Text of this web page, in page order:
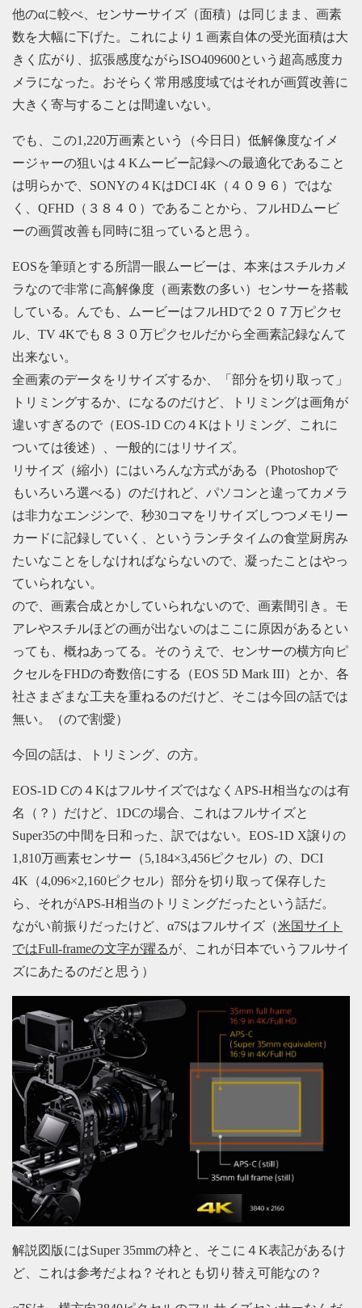
他のαに較べ、センサーサイズ（面積）は同じまま、画素
数を大幅に下げた。これにより１画素自体の受光面積は大
きく広がり、拡張感度ながらISO409600という超高感度カ
メラになった。おそらく常用感度域ではそれが画質改善に
大きく寄与することは間違いない。
でも、この1,220万画素という（今日日）低解像度なイメ
ージャーの狙いは４Kムービー記録への最適化であること
は明らかで、SONYの４KはDCI 4K（４０９６）ではな
く、QFHD（３８４０）であることから、フルHDムービ
ーの画質改善も同時に狙っていると思う。
EOSを筆頭とする所謂一眼ムービーは、本来はスチルカメ
ラなので非常に高解像度（画素数の多い）センサーを搭載
している。んでも、ムービーはフルHDで２０７万ピクセ
ル、TV 4Kでも８３０万ピクセルだから全画素記録なんて
出来ない。
全画素のデータをリサイズするか、「部分を切り取って」
トリミングするか、になるのだけど、トリミングは画角が
違いすぎるので（EOS-1D Cの４Kはトリミング、これに
ついては後述）、一般的にはリサイズ。
リサイズ（縮小）にはいろんな方式がある（Photoshopで
もいろいろ選べる）のだけれど、パソコンと違ってカメラ
は非力なエンジンで、秒30コマをリサイズしつつメモリー
カードに記録していく、というランチタイムの食堂厨房み
たいなことをしなければならないので、凝ったことはやっ
ていられない。
ので、画素合成とかしていられないので、画素間引き。モ
アレやスチルほどの画が出ないのはここに原因があるとい
っても、概ねあってる。そのうえで、センサーの横方向ピ
クセルをFHDの奇数倍にする（EOS 5D Mark III）とか、各
社さまざまな工夫を重ねるのだけど、そこは今回の話では
無い。（ので割愛）
今回の話は、トリミング、の方。
EOS-1D Cの４KはフルサイズではなくAPS-H相当なのは有
名（？）だけど、1DCの場合、これはフルサイズと
Super35の中間を日和った、訳ではない。EOS-1D X譲りの
1,810万画素センサー（5,184×3,456ピクセル）の、DCI
4K（4,096×2,160ピクセル）部分を切り取って保存した
ら、それがAPS-H相当のトリミングだったという話だ。
ながい前振りだったけど、α7Sはフルサイズ（米国サイト
ではFull-frameの文字が躍るが、これが日本でいうフルサイ
ズにあたるのだと思う）
解説図版にはSuper 35mmの枠と、そこに４K表記があるけ
ど、これは参考だよね？それとも切り替え可能なの？